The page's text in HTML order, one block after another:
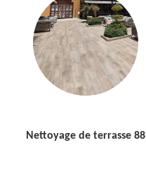
Nettoyage de terrasse 88